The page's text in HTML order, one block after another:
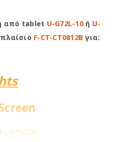
από tablet U-G72L-10ή U-
F-CT-CT0812B για: